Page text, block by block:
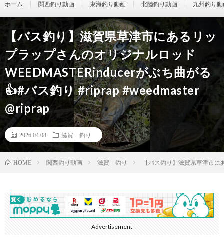
ホーム 関西釣り動画 東海釣り動画 北陸釣り動画 九州釣り
【バス釣り】滋賀県草津市にあるリッ
プラップさんのオリジナルロッド
WEEDMASTERinducerがぶち曲がる
👍#バス釣り #riprap #weedmaster ​
@riprap
2026.04.08 滋賀 釣り
HOME 関西釣り動画 滋賀 釣り 【バス釣り】滋賀県草津市
Advertisement